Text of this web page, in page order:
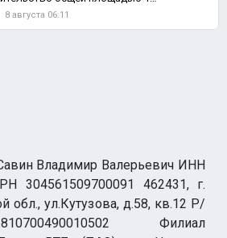
в собственности., Земельный
8 августа 06:11
Владимир Валерьевич ИНН
304561509700091 462431, г.
обл., ул.Кутузова, д.58, кв.12 Р/
Филиал